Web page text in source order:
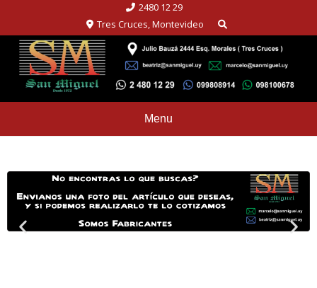
2480 12 29
Tres Cruces, Montevideo
Menu